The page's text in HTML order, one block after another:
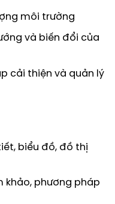
môi trường
và biến đổi của
cải thiện và quản lý
biểu đồ, đồ thị
khảo, phương pháp